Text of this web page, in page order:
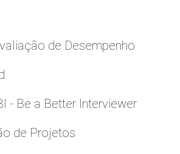
de Desempenho
- Be a Better Interviewer
de Projetos